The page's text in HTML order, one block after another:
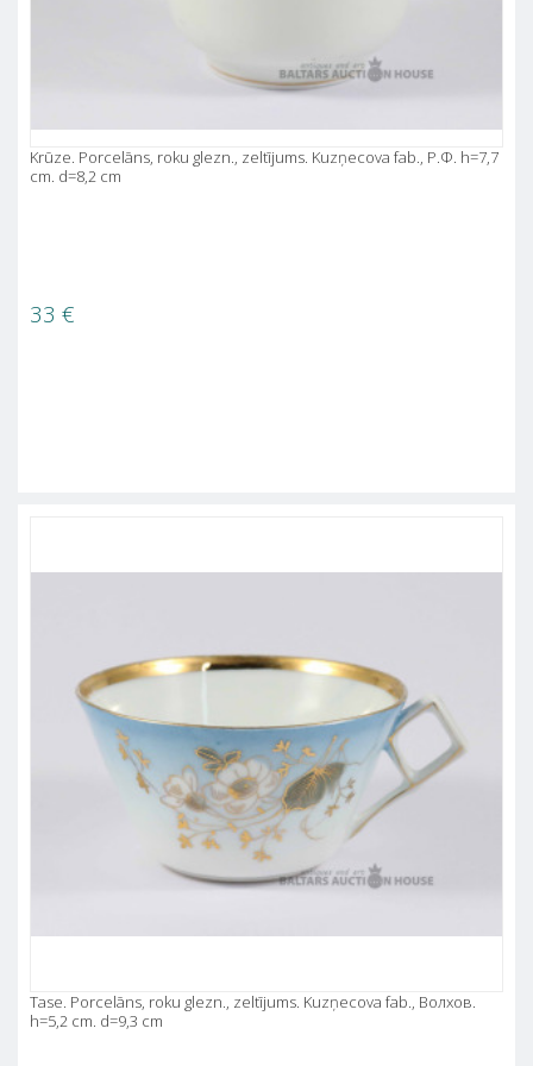
Krūze. Porcelāns, roku glezn., zeltījums. Kuzņecova fab., P.Ф. h=7,7
cm. d=8,2 cm
33 €
Tase. Porcelāns, roku glezn., zeltījums. Kuzņecova fab., Волхов.
h=5,2 cm. d=9,3 cm